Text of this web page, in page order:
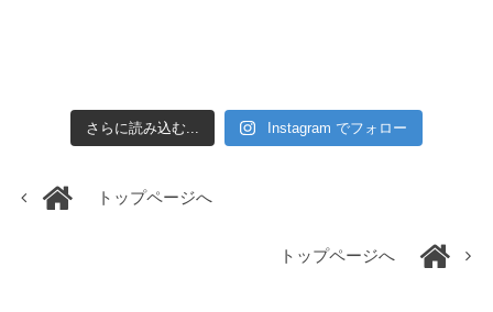
さらに読み込む... Instagram でフォロー
トップページへ
トップページへ